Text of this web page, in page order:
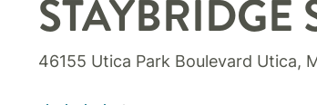
STAYBRIDGE
46155 Utica Park Boulevard Utica,